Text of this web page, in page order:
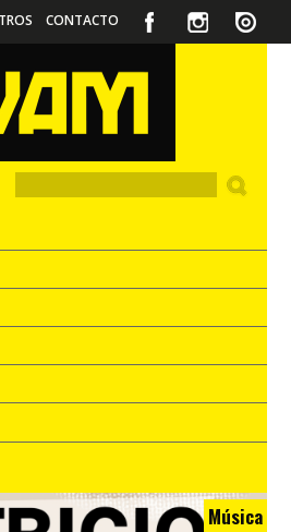
CONTACTO
Música